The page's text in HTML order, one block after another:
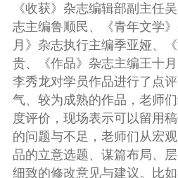
《收获》杂志编辑部副主任
志主编鲁顺民、《青年文学
月》杂志执行主编季亚娅、
贵、《作品》杂志主编王十
李秀龙对学员作品进行了点
气、较为成熟的作品，老师
度评价，现场表示可以留用
的问题与不足，老师们从宏
品的立意选题、谋篇布局、
细致的修改意见与建议。比